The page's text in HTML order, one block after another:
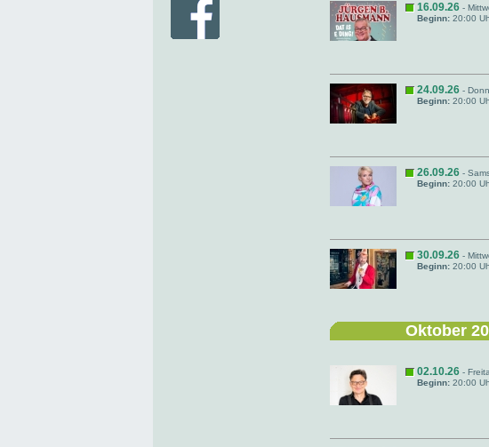
16.09.26 -
Beginn: 20:00
24.09.26 -
Beginn: 20:00
26.09.26 -
Beginn: 20:00
30.09.26 -
Beginn: 20:00
Oktober
02.10.26 -
Beginn: 20:00